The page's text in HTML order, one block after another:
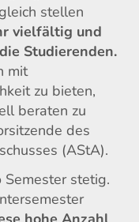
stellen
vielfältig und
Studierenden.
mit
zu bieten,
beraten zu
des
(AStA).
stetig.